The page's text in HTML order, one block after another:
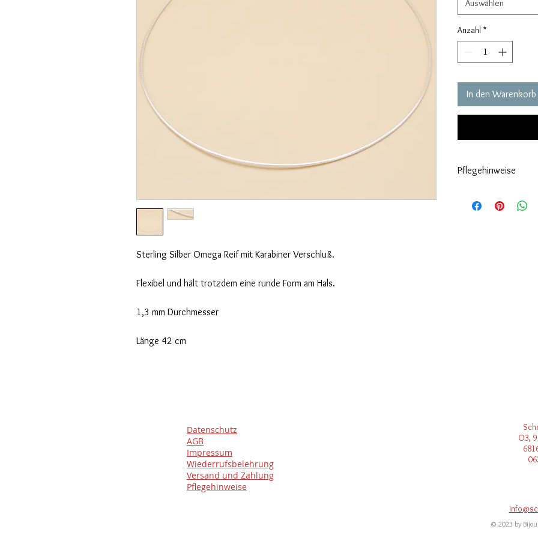
Sterling Silber Omega Reif mit Karabiner Verschluß.
Flexibel und hält trotzdem eine runde Form am Hals.
1,3 mm Durchmesser
Länge 42 cm
Auswählen
Anzahl *
In den Warenkorb
Pflegehinweise
Sie mit Ihrem Styling
Datenschutz
AGB
Impressum
Wiederrufsbelehrung
Versand und Zahlung
Pflegehinweise
O3,
© 2023 by